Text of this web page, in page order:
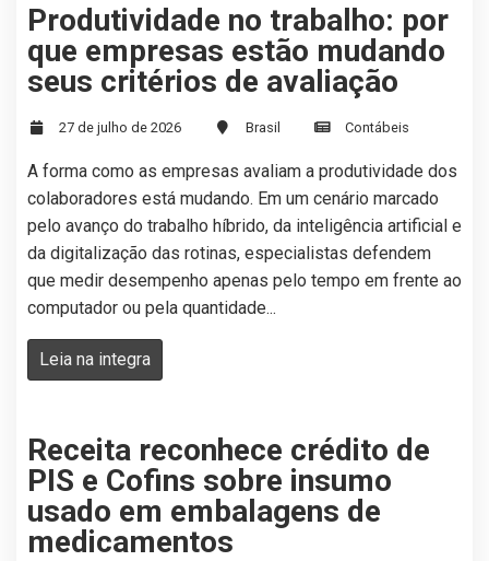
Produtividade no trabalho: por
que empresas estão mudando
seus critérios de avaliação
27 de julho de 2026 Brasil Contábeis
A forma como as empresas avaliam a produtividade dos
colaboradores está mudando. Em um cenário marcado
pelo avanço do trabalho híbrido, da inteligência artificial e
da digitalização das rotinas, especialistas defendem
que medir desempenho apenas pelo tempo em frente ao
computador ou pela quantidade...
Leia na integra
Receita reconhece crédito de
PIS e Cofins sobre insumo
usado em embalagens de
medicamentos